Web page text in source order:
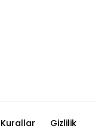
Kurallar
Gizlilik